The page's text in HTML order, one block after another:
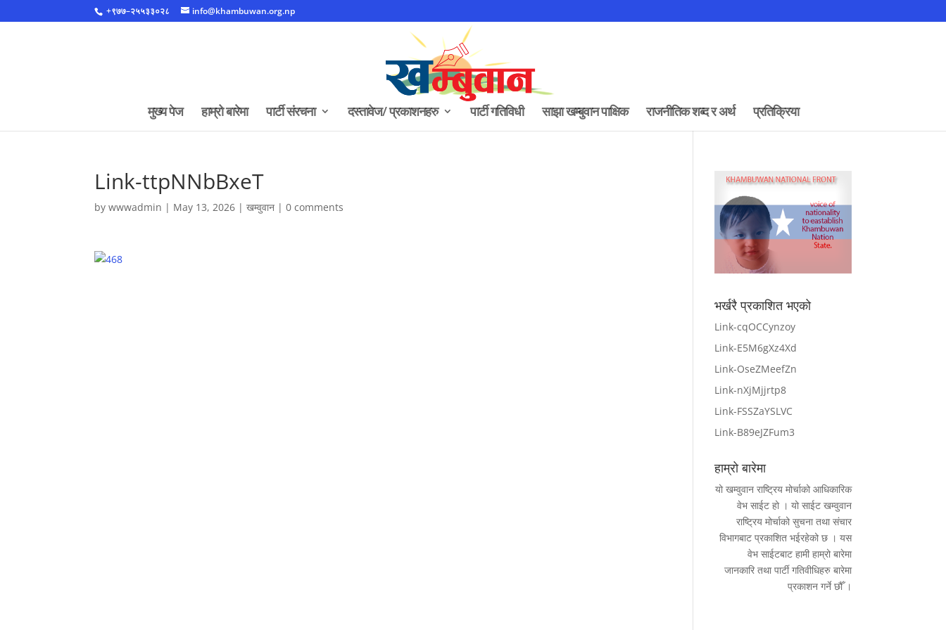
+९७७–२५५३३०२८ info@khambuwan.org.np
मुख्य पेज हाम्रो बारेमा पार्टी संरचना दस्तावेज/ प्रकाशनहरु पार्टी गतिविधी साझा खम्बुवान पाक्षिक राजनीतिक शब्द र अर्थ प्रतिक्रिया
Link-ttpNNbBxeT
bywwwadmin | May 13, 2026 |खम्वुवान |0 comments
भर्खरै प्रकाशित भएको
Link-cqOCCynzoy
Link-E5M6gXz4Xd
Link-OseZMeefZn
Link-nXjMjjrtp8
Link-FSSZaYSLVC
Link-B89eJZFum3
हाम्रो बारेमा
यो खम्वुवान राष्ट्रिय मोर्चाको आधिकारिक
वेभ साईट हो । यो साईट खम्वुवान
राष्ट्रिय मोर्चाको सुचना तथा संचार
विभागबाट प्रकाशित भईरहेको छ । यस
वेभ साईटबाट हामी हाम्रो बारेमा
जानकारि तथा पार्टी गतिवीधिहरु बारेमा
प्रकाशन गर्ने छौँ ।